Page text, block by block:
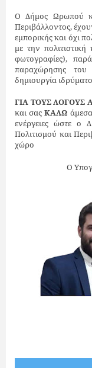
Ο Δήμος Ωρωπού
Περιβάλλοντος,
εμπορικής και όχι
με την
φωτογραφίες),
παραχώρησης
δημιουργία
ΓΙΑ ΤΟΥΣ ΛΟΓΟΥΣ
και σας ΚΑΛΩ
ενέργειες ώστε
Πολιτισμού και
χώρο
Ο